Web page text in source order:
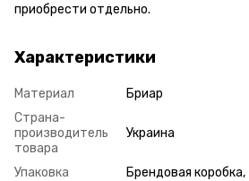
приобрести отдельно.
Характеристики
Материал
Бриар
Страна-
производитель
товара
Украина
Упаковка Брендовая